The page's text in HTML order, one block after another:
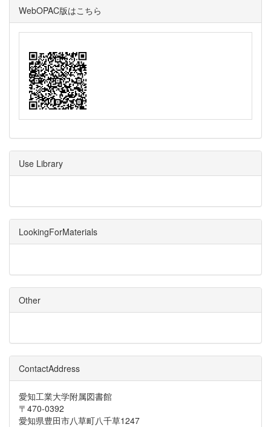
WebOPAC版はこちら
Use Library
LookingForMaterials
Other
ContactAddress
愛知工業大学附属図書館
〒470-0392
愛知県豊田市八草町八千草1247